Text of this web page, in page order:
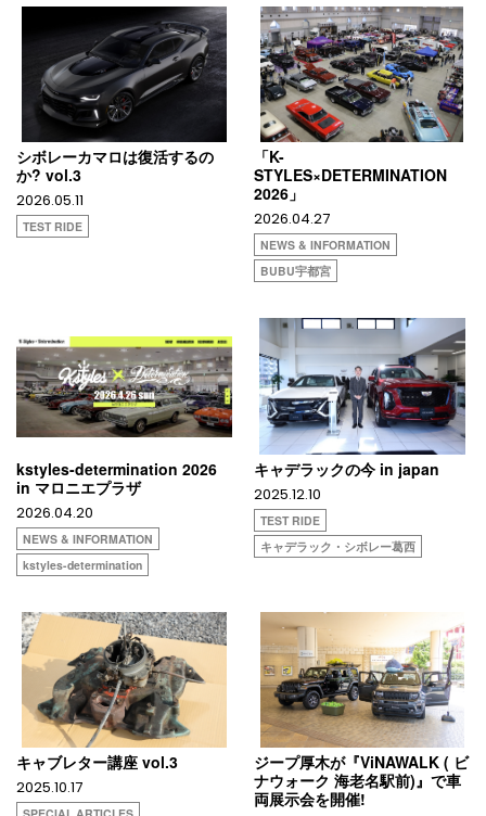
シボレーカマロは復活するの
か? vol.3
2026.05.11
TEST RIDE
「K-
STYLES×DETERMINATION
2026」
2026.04.27
NEWS & INFORMATION
BUBU宇都宮
kstyles-determination 2026
in マロニエプラザ
2026.04.20
NEWS & INFORMATION
kstyles-determination
キャデラックの今 in japan
2025.12.10
TEST RIDE
キャデラック・シボレー葛西
キャブレター講座 vol.3
2025.10.17
ジープ厚木が『ViNAWALK ( ビ
ナウォーク 海老名駅前)』で車
両展示会を開催!